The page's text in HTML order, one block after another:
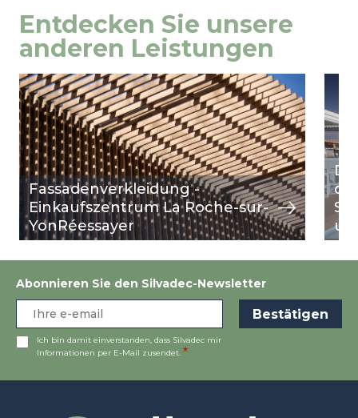
Entdecken Sie unsere
anderen Leistungen
Fassadenverkleidung -
Einkaufszentrum La Roche-sur-
YonRéessayer
Image
Ansicht
Abonnieren Sie den Silvadec-Newsletter
Ich bin damit einverstanden, dass Silvadec mir
Informationen per E-Mail zusendet.